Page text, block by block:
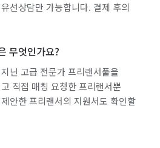
선상담만 가능합니다. 결제 후의
무엇인가요?
닌 고급 전문가 프리랜서풀을
직접 매칭 요청한 프리랜서뿐
안한 프리랜서의 지원서도 확인할